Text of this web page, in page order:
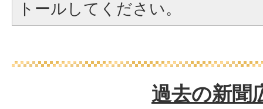
トールしてください。
過去の新聞